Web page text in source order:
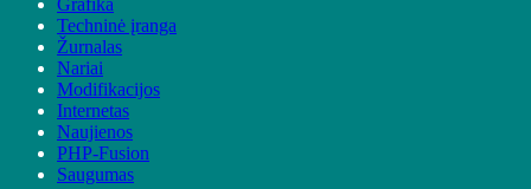
Grafika
Techninė įranga
Žurnalas
Nariai
Modifikacijos
Internetas
Naujienos
PHP-Fusion
Saugumas